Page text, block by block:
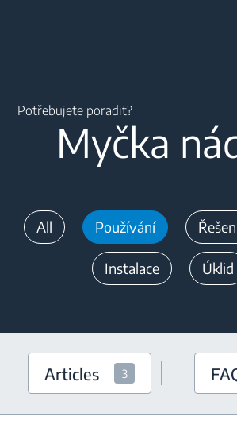
Potřebujete poradit?
Myčka
All Používání
Instalace Úklid
Articles 3